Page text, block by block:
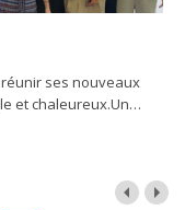
ses nouveaux
et chaleureux.Un…